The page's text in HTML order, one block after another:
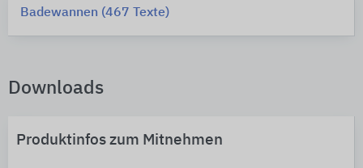
Badewannen (467 Texte)
Downloads
Produktinfos zum Mitnehmen